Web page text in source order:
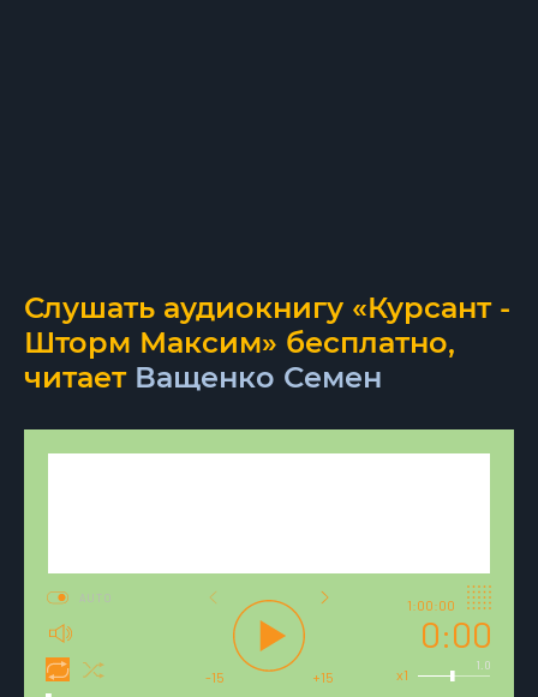
Слушать аудиокнигу «Курсант -
Шторм Максим» бесплатно,
читает Ващенко Семен
0:00
1:00:00
1.0
x1
-15 +15
AUTO